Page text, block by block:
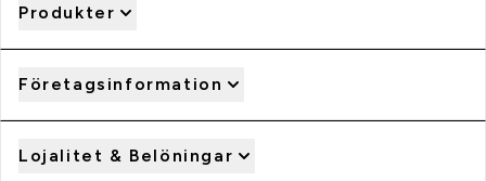
Produkter
Företagsinformation
Lojalitet & Belöningar